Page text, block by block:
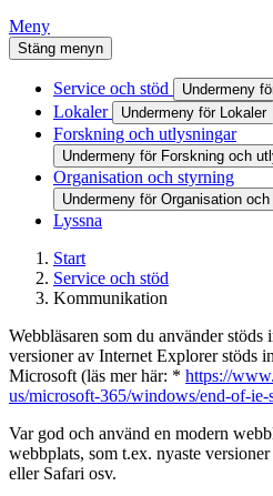
Meny
Stäng menyn
Service och stöd Undermeny
Lokaler Undermeny för Lokaler
Forskning och utlysningar
Undermeny för Forskning och
Organisation och styrning
Undermeny för Organisation
Lyssna
Start
Service och stöd
Kommunikation
Webbläsaren som du använder
versioner av Internet Explorer stöds
Microsoft (läs mer här: * https://
us/microsoft-365/windows/end-of-ie-
Var god och använd en modern
webbplats, som t.ex. nyaste
eller Safari osv.